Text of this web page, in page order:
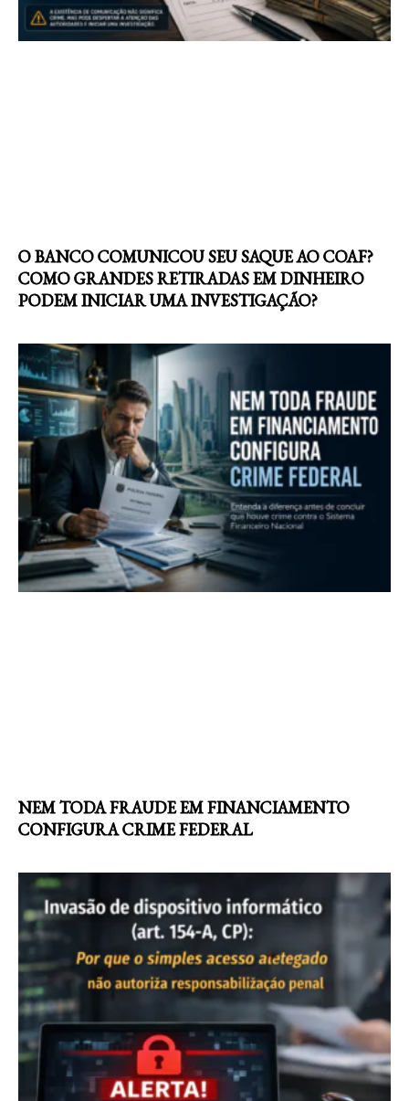
O BANCO COMUNICOU SEU SAQUE AO COAF?
COMO GRANDES RETIRADAS EM DINHEIRO
PODEM INICIAR UMA INVESTIGAÇÃO?
NEM TODA FRAUDE EM FINANCIAMENTO
CONFIGURA CRIME FEDERAL